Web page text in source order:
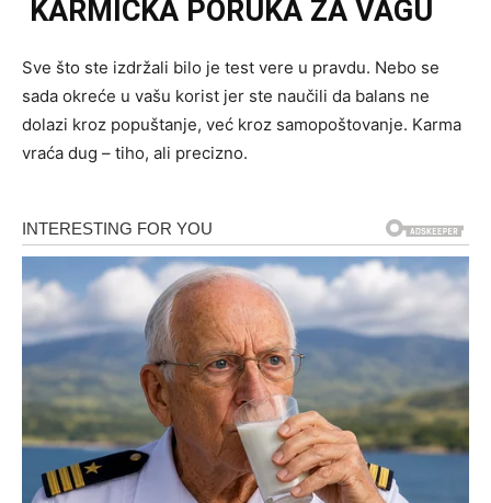
KARMIČKA PORUKA ZA VAGU
Sve što ste izdržali bilo je test vere u pravdu. Nebo se
sada okreće u vašu korist jer ste naučili da balans ne
dolazi kroz popuštanje, već kroz samopoštovanje. Karma
vraća dug – tiho, ali precizno.